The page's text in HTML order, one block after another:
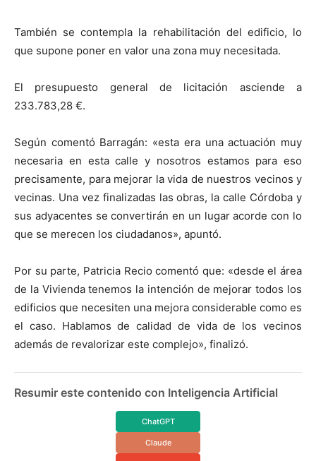
También se contempla la rehabilitación del edificio, lo
que supone poner en valor una zona muy necesitada.
El presupuesto general de licitación asciende a
233.783,28 €.
Según comentó Barragán: «esta era una actuación muy
necesaria en esta calle y nosotros estamos para eso
precisamente, para mejorar la vida de nuestros vecinos y
vecinas. Una vez finalizadas las obras, la calle Córdoba y
sus adyacentes se convertirán en un lugar acorde con lo
que se merecen los ciudadanos», apuntó.
Por su parte, Patricia Recio comentó que: «desde el área
de la Vivienda tenemos la intención de mejorar todos los
edificios que necesiten una mejora considerable como es
el caso. Hablamos de calidad de vida de los vecinos
además de revalorizar este complejo», finalizó.
Resumir este contenido con Inteligencia Artificial
ChatGPT
Claude